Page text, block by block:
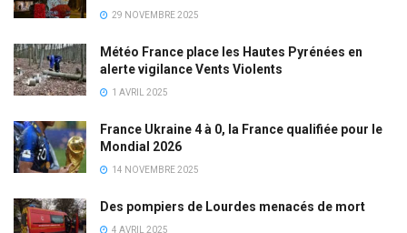
29 NOVEMBRE 2025
Météo France place les Hautes Pyrénées en
alerte vigilance Vents Violents
1 AVRIL 2025
France Ukraine 4 à 0, la France qualifiée pour le
Mondial 2026
14 NOVEMBRE 2025
Des pompiers de Lourdes menacés de mort
4 AVRIL 2025